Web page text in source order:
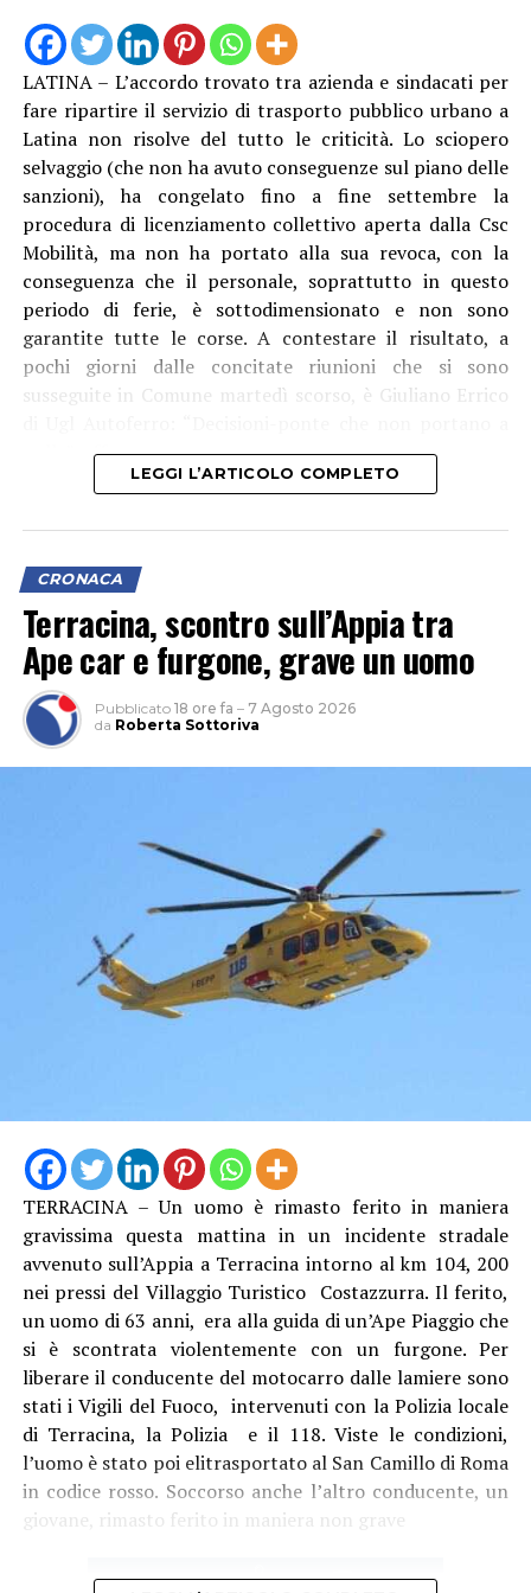
Anche Ambrosino come altri suoi colleghi si è dovuto
rivolgere al Prefetto di Latina, e ha avuto “interlocuzioni
serrate” con l’Amministratore Delegato e il Presidente di
Acqualatina, oltre che con i vari funzionari e tecnici
coinvolti. “Dopo aver compreso la gravità della
situazione, tutti si sono attivati per intervenire sulle
disfunzioni – racconta il primo cittadino dlel’isola – Le
pompe di rilancio sono state riparate e, da oggi, sulla
linea abbiamo anche la quarta nave cisterna, la “Cesare”.
Questo dovrebbe garantire un maggiore apporto
d’acqua e, soprattutto, una pressione più costante,
consentendo di raggiungere anche le zone più alte
massima attenzione, affinché il servizio torni
pienamente alla normalità e affinché una criticità di
LATINA – L’accordo trovato tra azienda e sindacati per
fare ripartire il servizio di trasporto pubblico urbano a
Latina non risolve del tutto le criticità. Lo sciopero
selvaggio (che non ha avuto conseguenze sul piano delle
sanzioni), ha congelato fino a fine settembre la
procedura di licenziamento collettivo aperta dalla Csc
Mobilità, ma non ha portato alla sua revoca, con la
conseguenza che il personale, soprattutto in questo
periodo di ferie, è sottodimensionato e non sono
garantite tutte le corse. A contestare il risultato, a
pochi giorni dalle concitate riunioni che si sono
susseguite in Comune martedì scorso, è Giuliano Errico
nulla”, afferma.
carenza di personale che unita a un parco mezzi che non
è più efficiente ed efficace come dovrebbe essere, non
potrà garantire, secondo noi, per questa estate, un
servizio eccellente. E siamo anche preoccupati per
l’inizio della stagione scolastica, quando andrà garantito
agli studenti il diritto alla mobilità che è sacrosanto”.
Audio
Player
00:00 00:00
Per il sindacalista, che martedì sedeva al tavolo con
altre due sigle, Cgil e Uil, ci sono due motivi
fondamentali: “Se non si revoca la procedura o si chiude
con un esito positivo la procedura di licenziamento
collettivo, diventa un problema assumere, e qui serve
assumere. Inoltre, se non si fanno interventi usando, in
traffico che sono in positivo e sono aumentati negli
LEGGI L’ARTICOLO COMPLETO
CRONACA
Terracina, scontro sull’Appia tra
Ape car e furgone, grave un uomo
Pubblicato 18 ore fa – 7 Agosto 2026
da Roberta Sottoriva
TERRACINA – Un uomo è rimasto ferito in maniera
gravissima questa mattina in un incidente stradale
avvenuto sull’Appia a Terracina intorno al km 104, 200
nei pressi del Villaggio Turistico Costazzurra. Il ferito,
un uomo di 63 anni, era alla guida di un’Ape Piaggio che
si è scontrata violentemente con un furgone. Per
liberare il conducente del motocarro dalle lamiere sono
stati i Vigili del Fuoco, intervenuti con la Polizia locale
di Terracina, la Polizia e il 118. Viste le condizioni,
l’uomo è stato poi elitrasportato al San Camillo di Roma
in codice rosso. Soccorso anche l’altro conducente, un
giovane, rimasto ferito in maniera non grave